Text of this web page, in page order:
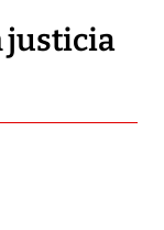
justicia